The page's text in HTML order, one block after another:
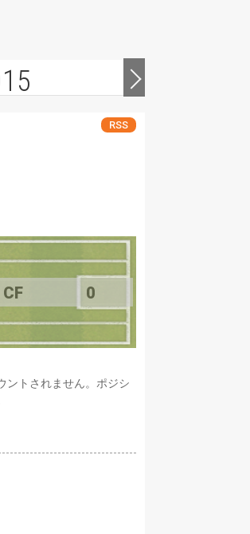
RSS
CF 0
ントされません。ポジシ